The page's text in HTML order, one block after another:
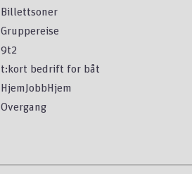
Billettsoner
Gruppereise
9t2
t:kort bedrift for båt
HjemJobbHjem
Overgang